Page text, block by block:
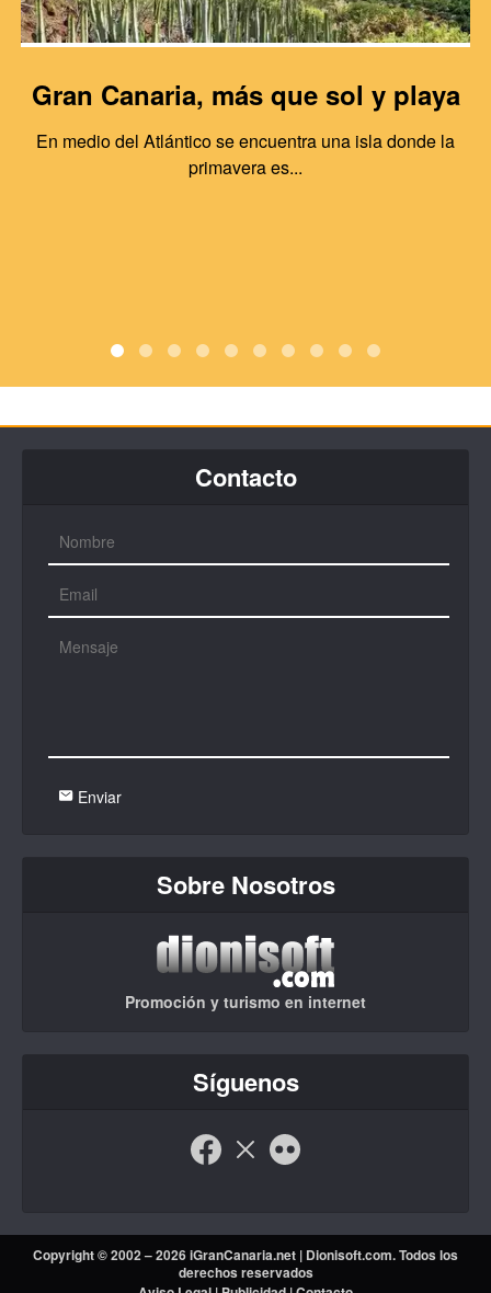
Gran Canaria, más que sol y playa
En medio del Atlántico se encuentra una isla donde la
primavera es...
Contacto
Enviar
Sobre Nosotros
Promoción y turismo en internet
Síguenos
Copyright © 2002 – 2026 iGranCanaria.net | Dionisoft.com. Todos los
derechos reservados